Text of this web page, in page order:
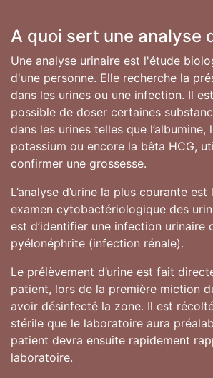
A quoi sert une analyse
Une analyse urinaire est l'étude
d'une personne. Elle recherche la
dans les urines ou une infection. Il
possible de doser certaines
dans les urines telles que l’albumine,
potassium ou encore la bêta HCG,
confirmer une grossesse.
L’analyse d’urine la plus courante est
examen cytobactériologique des
est d’identifier une infection urinaire
pyélonéphrite (infection rénale).
Le prélèvement d’urine est fait
patient, lors de la première miction
avoir désinfecté la zone. Il est
stérile que le laboratoire aura
patient devra ensuite rapidement
laboratoire.